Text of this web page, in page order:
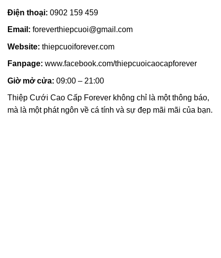
Điện thoại: 0902 159 459
Email: foreverthiepcuoi@gmail.com
Website: thiepcuoiforever.com
Fanpage: www.facebook.com/thiepcuoicaocapforever
Giờ mở cửa: 09:00 – 21:00
Thiệp Cưới Cao Cấp Forever không chỉ là một thông báo,
mà là một phát ngôn về cá tính và sự đẹp mãi mãi của bạn.